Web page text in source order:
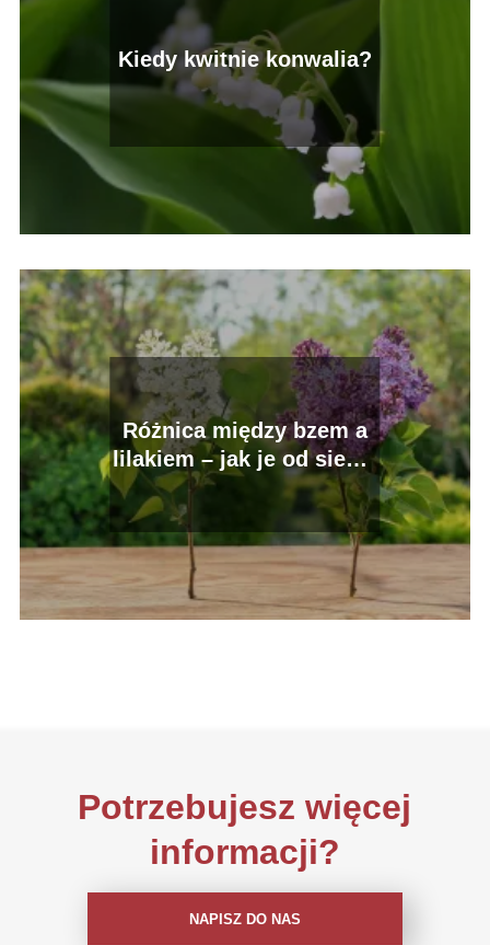
Kiedy kwitnie konwalia?
Różnica między bzem a
lilakiem – jak je od siebie
odróżnić?
Potrzebujesz więcej
informacji?
NAPISZ DO NAS